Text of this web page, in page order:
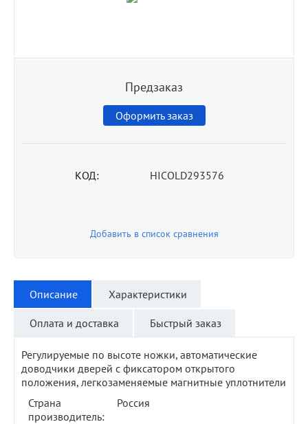
Предзаказ
Оформить заказ
КОД: HICOLD293576
Добавить в список сравнения
Описание Характеристики
Оплата и доставка Быстрый заказ
Регулируемые по высоте ножки, автоматические
доводчики дверей с фиксатором открытого
положения, легкозаменяемые магнитные уплотнители
Страна
производитель:
Россия